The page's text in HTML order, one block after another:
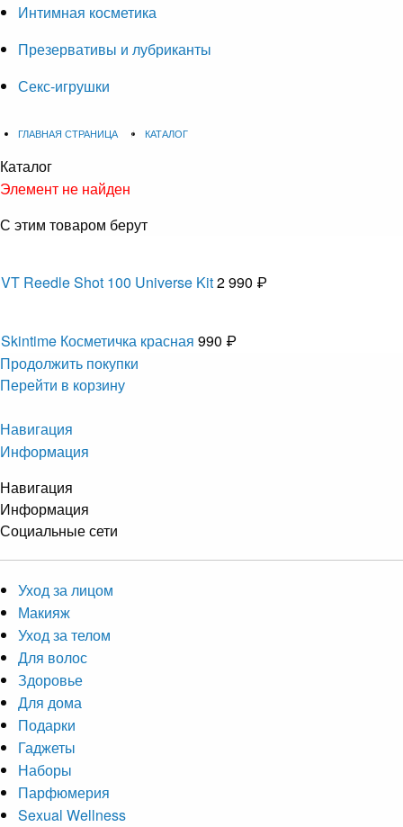
Интимная косметика
Презервативы и лубриканты
Секс-игрушки
ГЛАВНАЯ СТРАНИЦА КАТАЛОГ
Каталог
Элемент не найден
С этим товаром берут
VT Reedle Shot 100 Universe Kit2 990 ₽
Skintime Косметичка красная 990 ₽
Продолжить покупки
Перейти в корзину
Навигация
Информация
Навигация
Информация
Социальные сети
Уход за лицом
Макияж
Уход за телом
Для волос
Здоровье
Для дома
Подарки
Гаджеты
Наборы
Парфюмерия
Sexual Wellness